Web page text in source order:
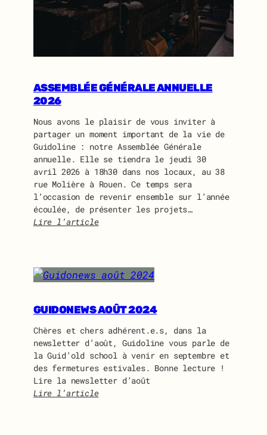
ASSEMBLÉE GÉNÉRALE ANNUELLE
2026
Nous avons le plaisir de vous inviter à
partager un moment important de la vie de
Guidoline : notre Assemblée Générale
annuelle. Elle se tiendra le jeudi 30
avril 2026 à 18h30 dans nos locaux, au 38
rue Molière à Rouen. Ce temps sera
l’occasion de revenir ensemble sur l’année
écoulée, de présenter les projets…
Lire l’article
s
e
b
é
e
G
é
n
é
GUIDONEWS AOÛT 2024
Chères et chers adhérent.e.s, dans la
newsletter d’août, Guidoline vous parle de
la Guid’old school à venir en septembre et
des fermetures estivales. Bonne lecture !
Lire la newsletter d’août
Lire l’article